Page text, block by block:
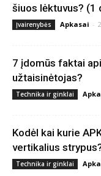
šiuos lėktuvus? (1
Įvairenybės Apkasai -
7 įdomūs faktai
užtaisinėtojas?
Technika ir ginklai
Kodėl kai kurie
vertikalius
Technika ir ginklai